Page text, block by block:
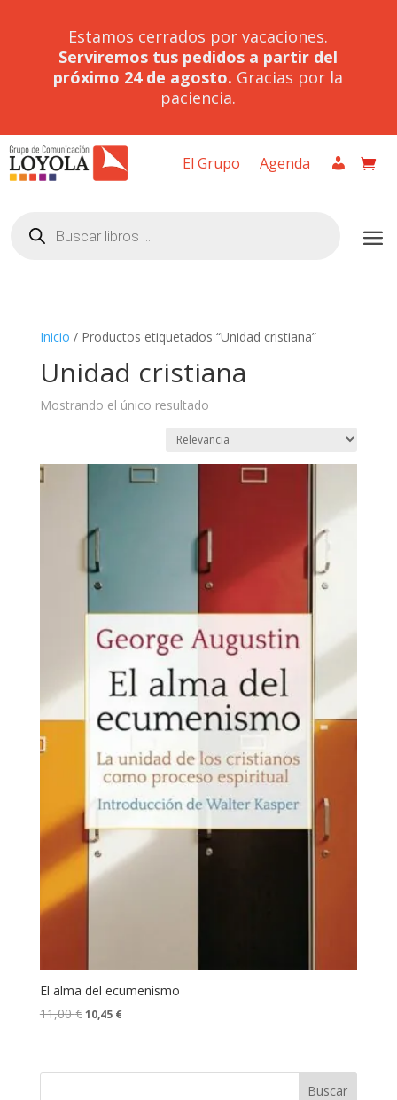
Estamos cerrados por vacaciones.
Serviremos tus pedidos a partir del
próximo 24 de agosto. Gracias por la
paciencia.
El Grupo Agenda
productos
Inicio / Productos etiquetados “Unidad cristiana”
Unidad cristiana
Mostrando el único resultado
El alma del ecumenismo
11,00€10,45 €
Buscar